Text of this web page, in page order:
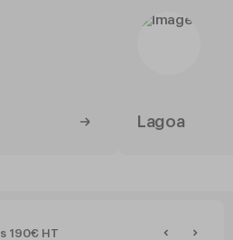
Lagoa
190€ HT